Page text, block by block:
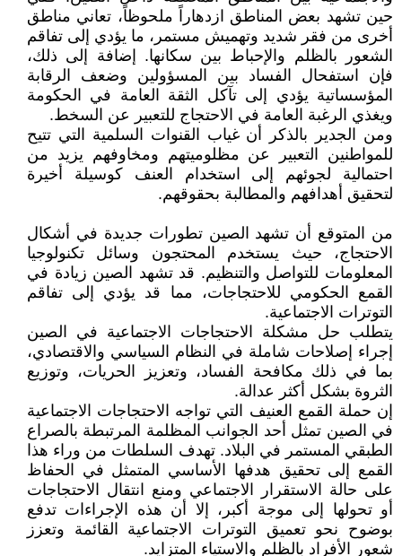
حين تشهد بعض المناطق ازدهاراً ملحوظاً، تعاني مناطق
أخرى من فقر شديد وتهميش مستمر، ما يؤدي إلى تفاقم
الشعور بالظلم والإحباط بين سكانها. إضافة إلى ذلك،
فإن استفحال الفساد بين المسؤولين وضعف الرقابة
المؤسساتية يؤدي إلى تآكل الثقة العامة في الحكومة
ويغذي الرغبة العامة في الاحتجاج للتعبير عن السخط.
ومن الجدير بالذكر أن غياب القنوات السلمية التي تتيح
للمواطنين التعبير عن مظلوميتهم ومخاوفهم يزيد من
احتمالية لجوئهم إلى استخدام العنف كوسيلة أخيرة
لتحقيق أهدافهم والمطالبة بحقوقهم.
من المتوقع أن تشهد الصين تطورات جديدة في أشكال
الاحتجاج، حيث يستخدم المحتجون وسائل تكنولوجيا
المعلومات للتواصل والتنظيم. قد تشهد الصين زيادة في
القمع الحكومي للاحتجاجات، مما قد يؤدي إلى تفاقم
التوترات الاجتماعية.
يتطلب حل مشكلة الاحتجاجات الاجتماعية في الصين
إجراء إصلاحات شاملة في النظام السياسي والاقتصادي،
بما في ذلك مكافحة الفساد، وتعزيز الحريات، وتوزيع
الثروة بشكل أكثر عدالة.
إن حملة القمع العنيف التي تواجه الاحتجاجات الاجتماعية
في الصين تمثل أحد الجوانب المظلمة المرتبطة بالصراع
الطبقي المستمر في البلاد. تهدف السلطات من وراء هذا
القمع إلى تحقيق هدفها الأساسي المتمثل في الحفاظ
على حالة الاستقرار الاجتماعي ومنع انتقال الاحتجاجات
أو تحولها إلى موجة أكبر، إلا أن هذه الإجراءات تدفع
بوضوح نحو تعميق التوترات الاجتماعية القائمة وتعزز
شعور الأفراد بالظلم والاستياء المتزايد.